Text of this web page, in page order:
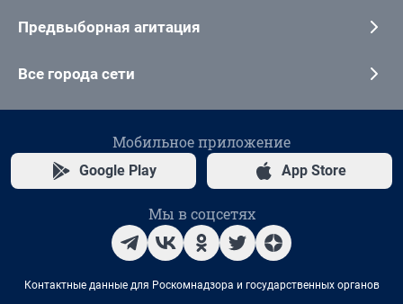
Предвыборная агитация
Все города сети
Мобильное приложение
Google Play App Store
Мы в соцсетях
Контактные данные для Роскомнадзора и государственных органов